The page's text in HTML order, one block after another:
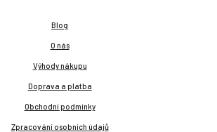
Blog
O nás
Výhody nákupu
Doprava a platba
Obchodní podmínky
Zpracování osobních údajů